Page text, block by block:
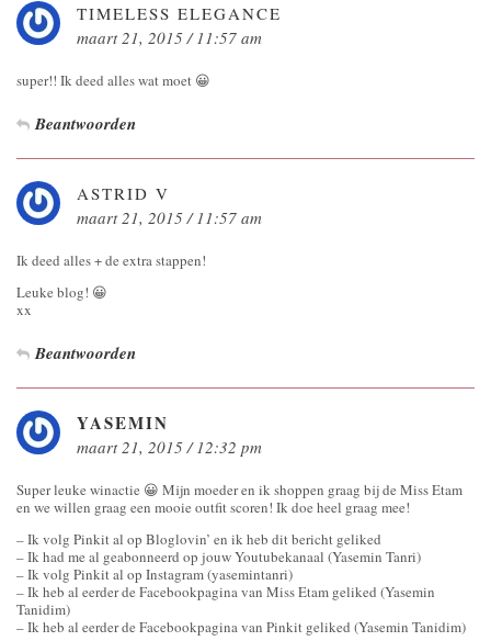
TIMELESS ELEGANCE
maart 21, 2015 / 11:57 am
super!! Ik deed alles wat moet 😀
Beantwoorden
ASTRID V
maart 21, 2015 / 11:57 am
Ik deed alles + de extra stappen!
Leuke blog! 😀
xx
Beantwoorden
YASEMIN
maart 21, 2015 / 12:32 pm
Super leuke winactie 😀 Mijn moeder en ik shoppen graag bij de Miss Etam
en we willen graag een mooie outfit scoren! Ik doe heel graag mee!
– Ik volg Pinkit al op Bloglovin’ en ik heb dit bericht geliked
– Ik had me al geabonneerd op jouw Youtubekanaal (Yasemin Tanri)
– Ik volg Pinkit al op Instagram (yasemintanri)
– Ik heb al eerder de Facebookpagina van Miss Etam geliked (Yasemin
Tanidim)
– Ik heb al eerder de Facebookpagina van Pinkit geliked (Yasemin Tanidim)